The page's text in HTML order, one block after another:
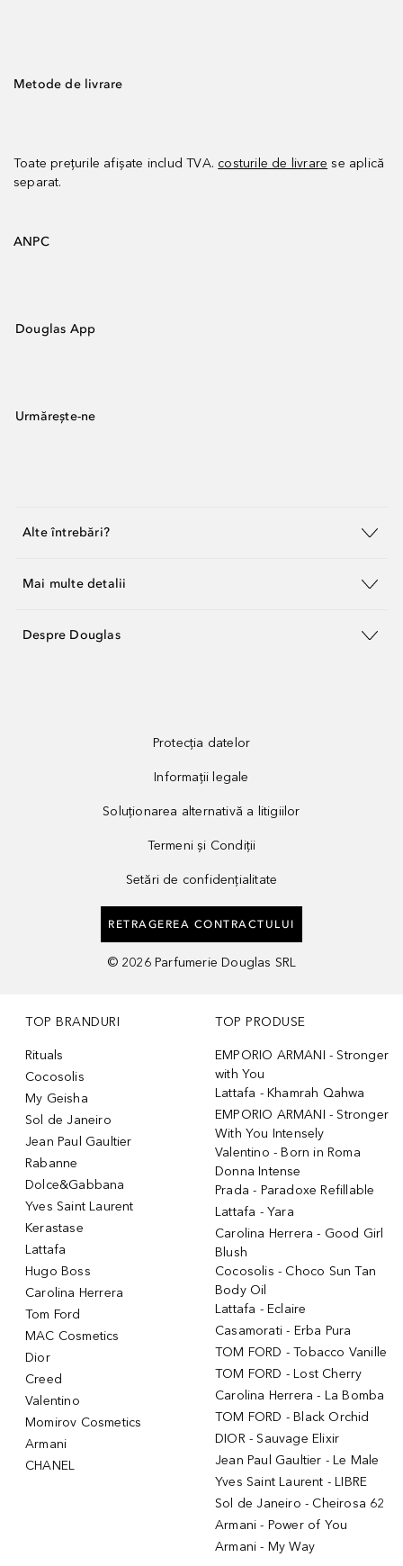
Metode de livrare
Toate prețurile afișate includ TVA. costurile de livrare se aplică
separat.
ANPC
Douglas App
Urmărește-ne
Alte întrebări?
Mai multe detalii
Despre Douglas
Protecția datelor
Informații legale
Soluționarea alternativă a litigiilor
Termeni și Condiții
Setări de confidențialitate
RETRAGEREA CONTRACTULUI
© 2026 Parfumerie Douglas SRL
TOP BRANDURI
Rituals
Cocosolis
My Geisha
Sol de Janeiro
Jean Paul Gaultier
Rabanne
Dolce&Gabbana
Yves Saint Laurent
Kerastase
Lattafa
Hugo Boss
Carolina Herrera
Tom Ford
MAC Cosmetics
Dior
Creed
Valentino
Momirov Cosmetics
Armani
CHANEL
TOP PRODUSE
EMPORIO ARMANI - Stronger
with You
Lattafa - Khamrah Qahwa
EMPORIO ARMANI - Stronger
With You Intensely
Valentino - Born in Roma
Donna Intense
Prada - Paradoxe Refillable
Lattafa - Yara
Carolina Herrera - Good Girl
Blush
Cocosolis - Choco Sun Tan
Body Oil
Lattafa - Eclaire
Casamorati - Erba Pura
TOM FORD - Tobacco Vanille
TOM FORD - Lost Cherry
Carolina Herrera - La Bomba
TOM FORD - Black Orchid
DIOR - Sauvage Elixir
Jean Paul Gaultier - Le Male
Yves Saint Laurent - LIBRE
Sol de Janeiro - Cheirosa 62
Armani - Power of You
Armani - My Way